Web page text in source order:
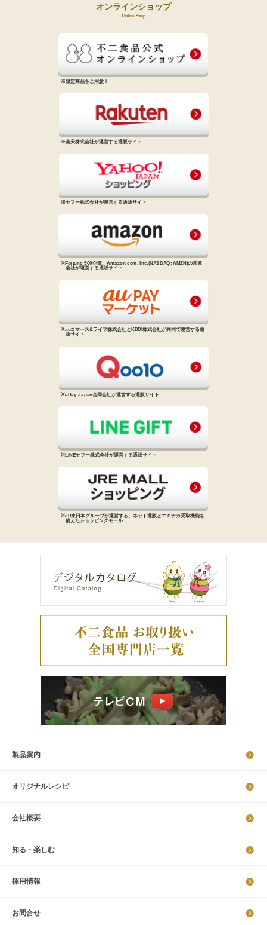
オンラインショップ
Online Shop
※限定商品をご用意！
※楽天株式会社が運営する通販サイト
※ヤフー株式会社が運営する通販サイト
※Fortune 500企業、Amazon.com, Inc.(NASDAQ: AMZN)の関連
会社が運営する通販サイト
※auコマース&ライフ株式会社と KDDI株式会社が共同で運営する通
販サイト
※eBay Japan合同会社が運営する通販サイト
※LINEヤフー株式会社が運営する通販サイト
※JR東日本グループが運営する、 ネット通販とエキナカ受取機能を
備えたショッピングモール
製品案内
オリジナルレシピ
会社概要
知る・楽しむ
採​用​情​報
お問合せ